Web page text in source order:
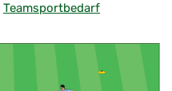
Teamsportbedarf